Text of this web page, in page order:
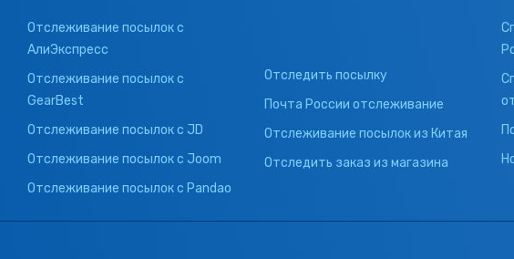
Отслеживание посылок с
АлиЭкспресс
Отслеживание посылок с
GearBest
Отслеживание посылок с JD
Отслеживание посылок с Joom
Отслеживание посылок с Pandao
Отследить посылку
Почта России отслеживание
Отслеживание посылок из Китая
Отследить заказ из магазина